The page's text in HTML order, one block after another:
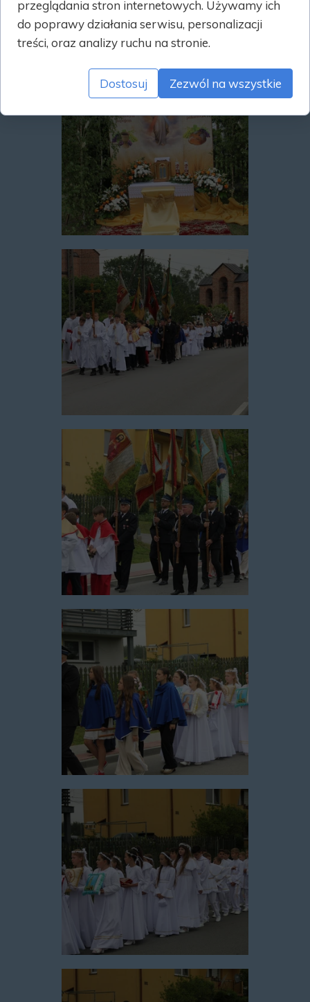
przeglądania stron internetowych. Używamy ich
do poprawy działania serwisu, personalizacji
treści, oraz analizy ruchu na stronie.
Dostosuj Zezwól na wszystkie